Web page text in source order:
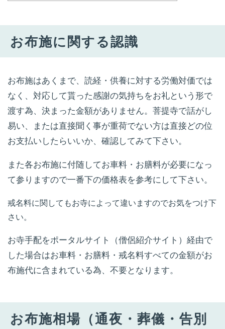
お布施に関する認識
お布施はあくまで、読経・供養に対する労働対価では
なく、対応して貰った感謝の気持ちをお礼という形で
渡す為、決まった金額がありません。菩提寺で話がし
易い、または直接聞く事が重荷でない方は直接どの位
お支払いしたらいいか、確認してみて下さい。
また各お布施に付随してお車料・お膳料が必要になっ
て参りますので一番下の価格表を参考にして下さい。
戒名料に関してもお寺によって違いますのでお気をつけ下
さい。
お寺手配をポータルサイト（僧侶紹介サイト）経由で
した場合はお車料・お膳料・戒名料すべての金額がお
布施代に含まれている為、不要となります。
お布施相場（通夜・葬儀・告別